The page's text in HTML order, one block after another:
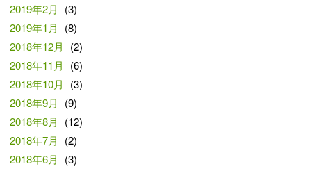
2019年2月
(3)
2019年1月
(8)
2018年12月
(2)
2018年11月
(6)
2018年10月
(3)
2018年9月
(9)
2018年8月
(12)
2018年7月
(2)
2018年6月
(3)